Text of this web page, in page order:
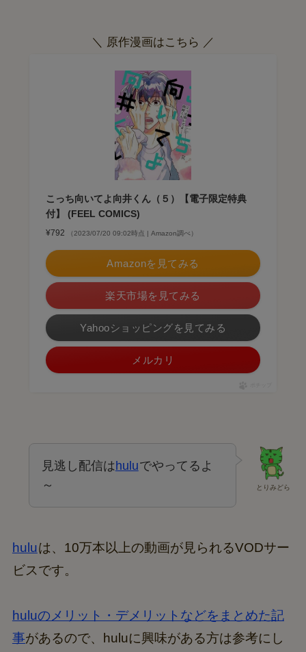
＼ 原作漫画はこちら ／
こっち向いてよ向井くん（５）【電子限定特典
付】 (FEEL COMICS)
¥792 （2023/07/20 09:02時点 | Amazon調べ）
Amazonを見てみる
楽天市場を見てみる
Yahooショッピングを見てみる
メルカリ
とりみどら
見逃し配信は huluでやってるよ
～
huluは、10万本以上の動画が見られるVODサー
ビスです。
huluのメリット・デメリットなどをまとめた記
事があるので、huluに興味がある方は参考にし